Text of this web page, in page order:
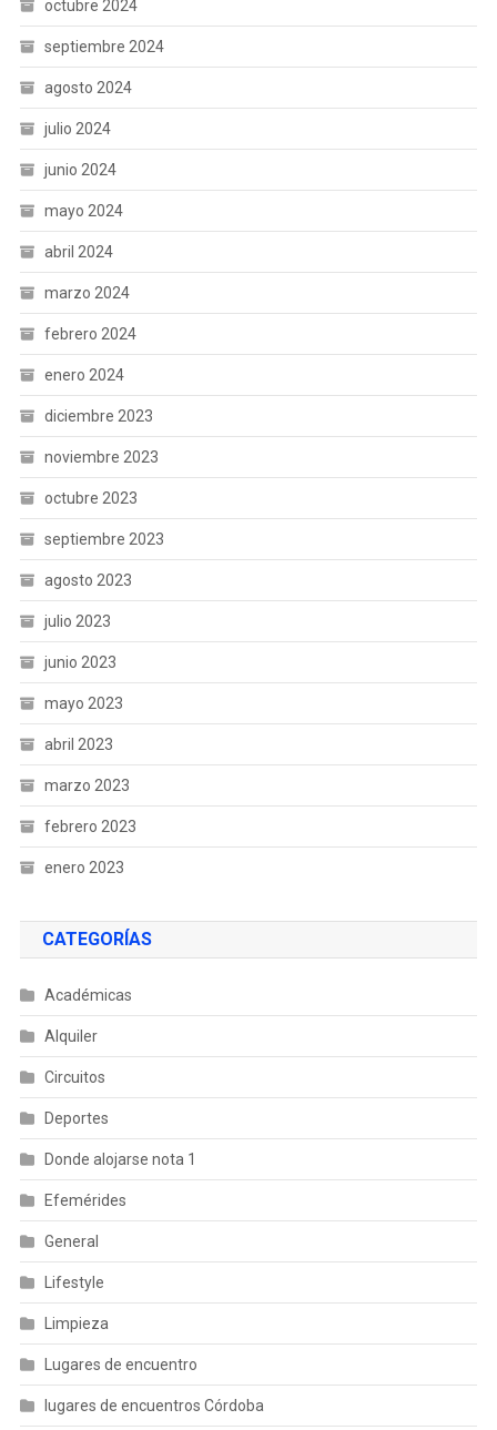
octubre 2024
septiembre 2024
agosto 2024
julio 2024
junio 2024
mayo 2024
abril 2024
marzo 2024
febrero 2024
enero 2024
diciembre 2023
noviembre 2023
octubre 2023
septiembre 2023
agosto 2023
julio 2023
junio 2023
mayo 2023
abril 2023
marzo 2023
febrero 2023
enero 2023
CATEGORÍAS
Académicas
Alquiler
Circuitos
Deportes
Donde alojarse nota 1
Efemérides
General
Lifestyle
Limpieza
Lugares de encuentro
lugares de encuentros Córdoba